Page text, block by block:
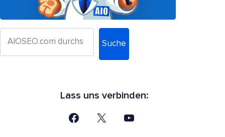
Suche
Lass uns verbinden: